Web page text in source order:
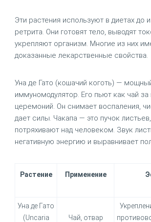
Эти растения используют в диетах до
ретрита. Они готовят тело, выводят
укрепляют организм. Многие из них
доказанные лекарственные свойства.
Уна де Гато (кошачий коготь) —
иммуномодулятор. Его пьют как чай
церемоний. Он снимает воспаления,
дает силы. Чакапа — это пучок
потряхивают над человеком. Звук
негативную энергию и выравнивает
Растение Применение
Уна де Гато
(Uncaria
Чай, отвар